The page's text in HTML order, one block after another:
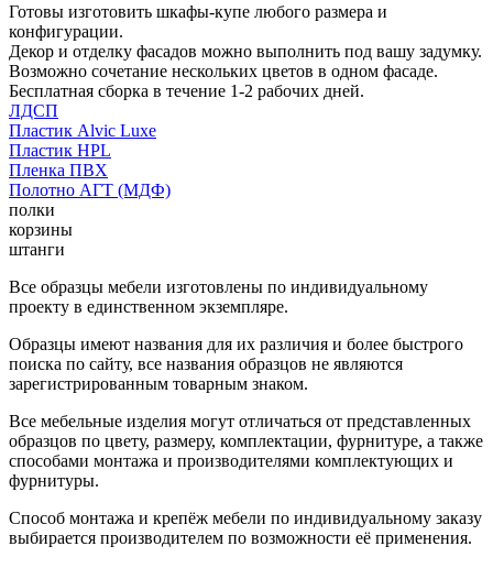
Готовы изготовить шкафы-купе любого размера и
конфигурации.
Декор и отделку фасадов можно выполнить под вашу задумку.
Возможно сочетание нескольких цветов в одном фасаде.
Бесплатная сборка в течение 1-2 рабочих дней.
ЛДСП
Пластик Alvic Luxe
Пластик HPL
Пленка ПВХ
Полотно АГТ (МДФ)
полки
корзины
штанги
Все образцы мебели изготовлены по индивидуальному
проекту в единственном экземпляре.
Образцы имеют названия для их различия и более быстрого
поиска по сайту, все названия образцов не являются
зарегистрированным товарным знаком.
Все мебельные изделия могут отличаться от представленных
образцов по цвету, размеру, комплектации, фурнитуре, а также
способами монтажа и производителями комплектующих и
фурнитуры.
Способ монтажа и крепёж мебели по индивидуальному заказу
выбирается производителем по возможности её применения.